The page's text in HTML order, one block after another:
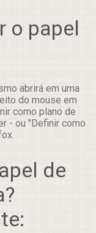
o papel
abrirá em uma
do mouse em
como plano de
- ou "Definir como
de